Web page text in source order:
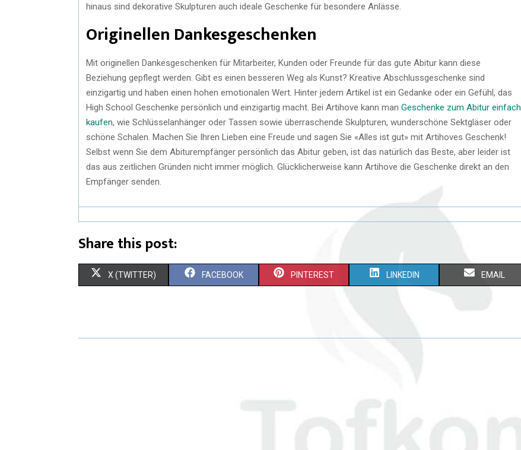
hinaus sind dekorative Skulpturen auch ideale Geschenke für besondere Anlässe.
Originellen Dankesgeschenken
Mit originellen Dankesgeschenken für Mitarbeiter, Kunden oder Freunde für das gute Abitur kann diese
Beziehung gepflegt werden. Gibt es einen besseren Weg als Kunst? Kreative Abschlussgeschenke sind
einzigartig und haben einen hohen emotionalen Wert. Hinter jedem Artikel ist ein Gedanke oder ein Gefühl, das
High School Geschenke persönlich und einzigartig macht. Bei Artihove kann man Geschenke zum Abitur einfach
kaufen, wie Schlüsselanhänger oder Tassen sowie überraschende Skulpturen, wunderschöne Sektgläser oder
schöne Schalen. Machen Sie Ihren Lieben eine Freude und sagen Sie «Alles ist gut» mit Artihoves Geschenk!
Selbst wenn Sie dem Abiturempfänger persönlich das Abitur geben, ist das natürlich das Beste, aber leider ist
das aus zeitlichen Gründen nicht immer möglich. Glücklicherweise kann Artihove die Geschenke direkt an den
Empfänger senden.
Share this post:
X (TWITTER) FACEBOOK PINTEREST LINKEDIN EMAIL